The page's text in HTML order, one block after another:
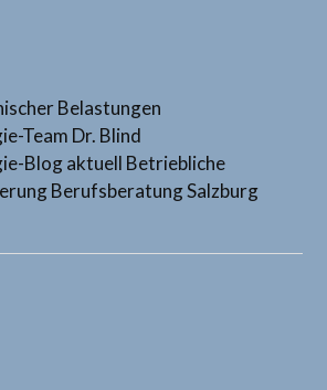
Belastungen
Team Dr. Blind
Blog aktuell Betriebliche
Berufsberatung Salzburg